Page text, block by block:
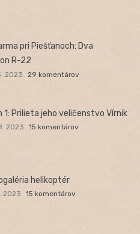
pri Piešťanoch: Dva
R-22
2023 29 komentárov
1: Prilieta jeho veličenstvo Vírnik
2023 15 komentárov
helikoptér
2023 15 komentárov